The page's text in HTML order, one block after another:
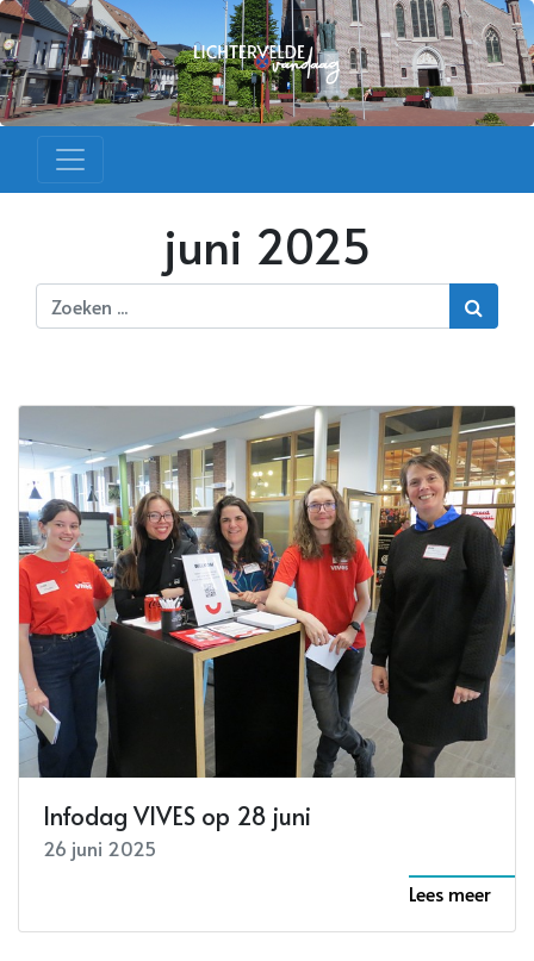
juni 2025
Infodag VIVES op 28 juni
26 juni 2025
Lees meer